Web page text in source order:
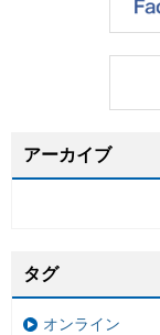
アーカイブ
タグ
オンライン